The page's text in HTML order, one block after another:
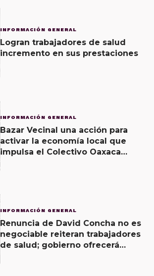
INFORMACIÓN GENERAL
Logran trabajadores de salud
incremento en sus prestaciones
INFORMACIÓN GENERAL
Bazar Vecinal una acción para
activar la economía local que
impulsa el Colectivo Oaxaca
INFORMACIÓN GENERAL
Renuncia de David Concha no es
negociable reiteran trabajadores
de salud; gobierno ofrecerá